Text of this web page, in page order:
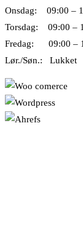
Onsdag: 09:00 –
Torsdag: 09:00 –
Fredag: 09:00 –
Lør./Søn.: Lukket